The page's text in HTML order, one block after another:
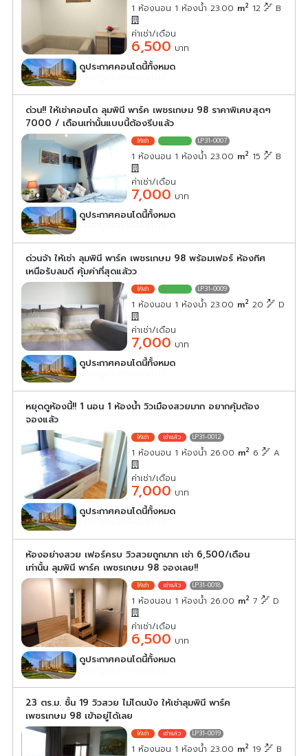
1 ห้องนอน 1 ห้องน้ำ 23.00 m2 12 B
ค่าเช่า/เดือน
6,500 บาท
ดูประกาศคอนโดนี้ทั้งหมด
เลือกดูประกาศคอนโดนี้
ด่วน!! ให้เช่าคอนโด ลุมพินี พาร์ค เพชรเกษม 98 ราคาพิเศษสุดๆ
7000 / เดือนเท่านั้นแบบนี้ต้องรีบแล้ว
LP31-0007
1 ห้องนอน 1 ห้องน้ำ 23.00 m2 15 B
ค่าเช่า/เดือน
7,000 บาท
ดูประกาศคอนโดนี้ทั้งหมด
เลือกดูประกาศคอนโดนี้
ด่วนจ้า ให้เช่า ลุมพินี พาร์ค เพชรเกษม 98 พร้อมเฟอร์ ห้องทิศ
เหนือรับลมดี คุ้มค่าที่สุดแล้วว
LP31-0009
1 ห้องนอน 1 ห้องน้ำ 23.00 m2 20 D
ค่าเช่า/เดือน
7,000 บาท
ดูประกาศคอนโดนี้ทั้งหมด
เลือกดูประกาศคอนโดนี้
หยุดดูห้องนี้!! 1 นอน 1 ห้องน้ำ วิวเมืองสวยมาก อยากคุ้มต้อง
จองแล้ว
LP31-0012
1 ห้องนอน 1 ห้องน้ำ 26.00 m2 6 A
ค่าเช่า/เดือน
7,000 บาท
ดูประกาศคอนโดนี้ทั้งหมด
เลือกดูประกาศคอนโดนี้
ห้องอย่างสวย เฟอร์ครบ วิวสวยถูกมาก เช่า 6,500/เดือน
เท่านั้น ลุมพินี พาร์ค เพชรเกษม 98 จองเลย!!
LP31-0018
1 ห้องนอน 1 ห้องน้ำ 26.00 m2 7 D
ค่าเช่า/เดือน
6,500 บาท
ดูประกาศคอนโดนี้ทั้งหมด
เลือกดูประกาศคอนโดนี้
23 ตร.ม. ชั้น 19 วิวสวย ไม่โดนบัง ให้เช่าลุมพินี พาร์ค
เพชรเกษม 98 เข้าอยู่ได้เลย
LP31-0019
1 ห้องนอน 1 ห้องน้ำ 23.00 m2 19 B